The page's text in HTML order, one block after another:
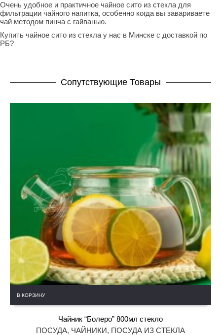
Очень удобное и практичное чайное сито из стекла для
фильтрации чайного напитка, особенно когда вы завариваете
чай методом пинча с гайванью.
Купить чайное сито из стекла у нас в Минске с доставкой по
РБ?
Cопутствующие Товары
В КОРЗИНУ
Чайник “Болеро” 800мл стекло
ПОСУДА, ЧАЙНИКИ, ПОСУДА ИЗ СТЕКЛА